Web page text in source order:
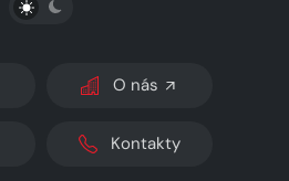
O nás
Kontakty